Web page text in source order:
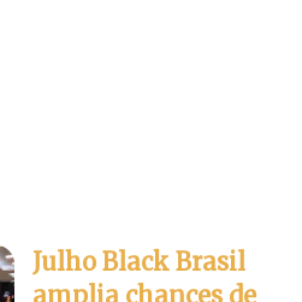
Julho Black Brasil
amplia chances de